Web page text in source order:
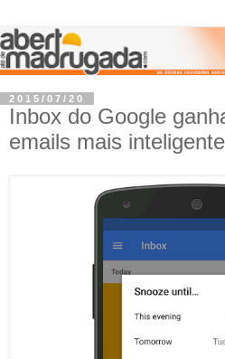
2015/07/20
Inbox do Google
emails mais inteligente